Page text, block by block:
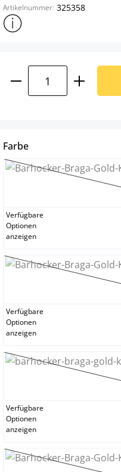
Artikelnummer: 325358
Weitere
Product
Farbeauswählen
Verfügbare
Optionen
anzeigen
Verfügbare
Optionen
anzeigen
rot
Verfügbare
Optionen
anzeigen